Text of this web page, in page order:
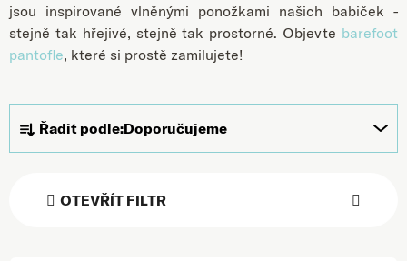
jsou inspirované vlněnými ponožkami našich babiček -
stejně tak hřejivé, stejně tak prostorné. Objevte barefoot
pantofle, které si prostě zamilujete!
Řazení produktů
Řadit podle:Doporučujeme
OTEVŘÍT FILTR